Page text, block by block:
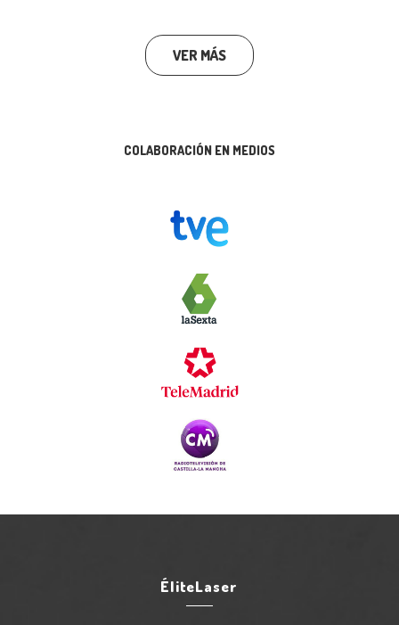
VER MÁS
COLABORACIÓN EN MEDIOS
ÉliteLaser